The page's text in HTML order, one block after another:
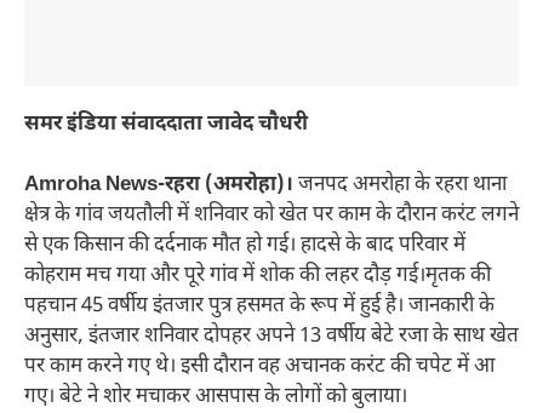
समर इंडिया संवाददाता जावेद चौधरी
Amroha News-रहरा (अमरोहा)। जनपद अमरोहा के रहरा थाना
क्षेत्र के गांव जयतौली में शनिवार को खेत पर काम के दौरान करंट लगने
से एक किसान की दर्दनाक मौत हो गई। हादसे के बाद परिवार में
कोहराम मच गया और पूरे गांव में शोक की लहर दौड़ गई।मृतक की
पहचान 45 वर्षीय इंतजार पुत्र हसमत के रूप में हुई है। जानकारी के
अनुसार, इंतजार शनिवार दोपहर अपने 13 वर्षीय बेटे रजा के साथ खेत
पर काम करने गए थे। इसी दौरान वह अचानक करंट की चपेट में आ
गए। बेटे ने शोर मचाकर आसपास के लोगों को बुलाया।